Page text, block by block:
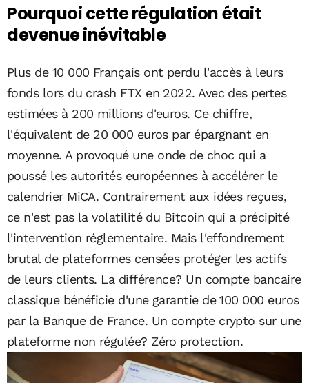
Pourquoi cette régulation était
devenue inévitable
Plus de 10 000 Français ont perdu l'accès à leurs
fonds lors du crash FTX en 2022. Avec des pertes
estimées à 200 millions d'euros. Ce chiffre,
l'équivalent de 20 000 euros par épargnant en
moyenne. A provoqué une onde de choc qui a
poussé les autorités européennes à accélérer le
calendrier MiCA. Contrairement aux idées reçues,
ce n'est pas la volatilité du Bitcoin qui a précipité
l'intervention réglementaire. Mais l'effondrement
brutal de plateformes censées protéger les actifs
de leurs clients. La différence? Un compte bancaire
classique bénéficie d'une garantie de 100 000 euros
par la Banque de France. Un compte crypto sur une
plateforme non régulée? Zéro protection.